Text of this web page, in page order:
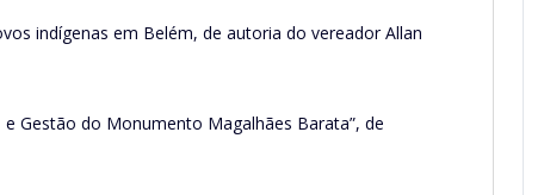
indígenas em Belém, de autoria do vereador Allan
Gestão do Monumento Magalhães Barata”, de